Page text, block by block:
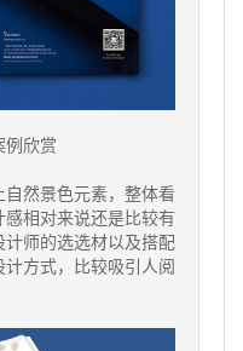
例欣赏
然景色元素，整体看
感相对来说还是比较有
师的选选材以及搭配
方式，比较吸引人阅